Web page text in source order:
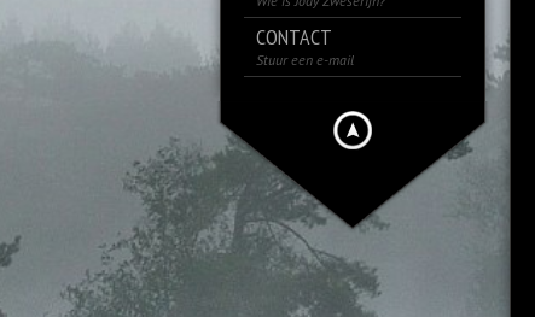
CONTACT
Stuur een e-mail